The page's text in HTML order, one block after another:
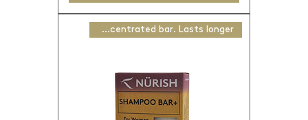
‏
$
ל
-
ו
נ
ץ
'
Concentrated bar. Lasts longer